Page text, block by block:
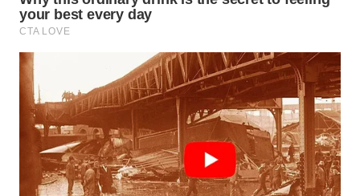
SIMALUNGUN
LABUHANBATU
WN
TAPANULI
TENGAH
WN DELI